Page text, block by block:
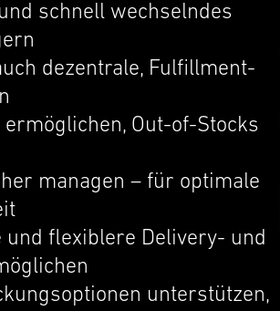
schnell wechsel­ndes
dezen­trale, Fulfillment-
Out-of-Stocks
managen – für optimale
und flexi­blere Delivery- und
unter­stützen,